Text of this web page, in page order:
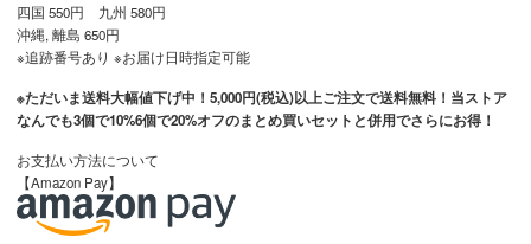
四国 550円 九州 580円
沖縄, 離島 650円
※追跡番号あり ※お届け日時指定可能
※ただいま送料大幅値下げ中！5,000円(税込)以上ご注文で送料無料！当ストア
なんでも3個で10%6個で20%オフのまとめ買いセットと併用でさらにお得！
お支払い方法について
【Amazon Pay】